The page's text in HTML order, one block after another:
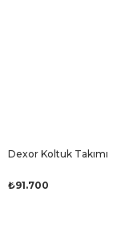
Dexor Koltuk Takımı
₺91.700